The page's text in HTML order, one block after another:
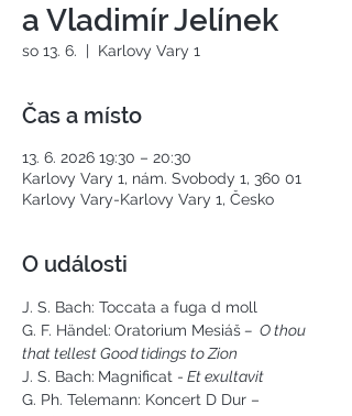
a Vladimír Jelínek
so 13. 6.
  |
Karlovy Vary 1
Čas a místo
13. 6. 2026 19:30 – 20:30
Karlovy Vary 1, nám. Svobody 1, 360 01
Karlovy Vary-Karlovy Vary 1, Česko
O události
J. S. Bach: Toccata a fuga d moll
G. F. Händel: Oratorium Mesiáš –  O thou
that tellest Good tidings to Zion
J. S. Bach: Magnificat - Et exultavit
G. Ph. Telemann: Koncert D Dur –